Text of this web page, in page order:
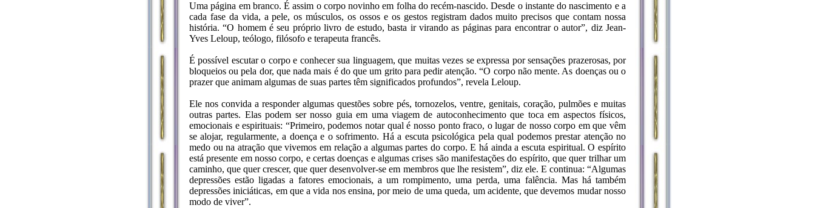
Uma página em branco. É assim o corpo novinho em folha do recém-nascido. Desde o instante do nascimento e a
cada fase da vida, a pele, os músculos, os ossos e os gestos registram dados muito precisos que contam nossa
história. “O homem é seu próprio livro de estudo, basta ir virando as páginas para encontrar o autor”, diz Jean-
Yves Leloup, teólogo, filósofo e terapeuta francês.
É possível escutar o corpo e conhecer sua linguagem, que muitas vezes se expressa por sensações prazerosas, por
bloqueios ou pela dor, que nada mais é do que um grito para pedir atenção. “O corpo não mente. As doenças ou o
prazer que animam algumas de suas partes têm significados profundos”, revela Leloup.
Ele nos convida a responder algumas questões sobre pés, tornozelos, ventre, genitais, coração, pulmões e muitas
outras partes. Elas podem ser nosso guia em uma viagem de autoconhecimento que toca em aspectos físicos,
emocionais e espirituais: “Primeiro, podemos notar qual é nosso ponto fraco, o lugar de nosso corpo em que vêm
se alojar, regularmente, a doença e o sofrimento. Há a escuta psicológica pela qual podemos prestar atenção no
medo ou na atração que vivemos em relação a algumas partes do corpo. E há ainda a escuta espiritual. O espírito
está presente em nosso corpo, e certas doenças e algumas crises são manifestações do espírito, que quer trilhar um
caminho, que quer crescer, que quer desenvolver-se em membros que lhe resistem”, diz ele. E continua: “Algumas
depressões estão ligadas a fatores emocionais, a um rompimento, uma perda, uma falência. Mas há também
depressões iniciáticas, em que a vida nos ensina, por meio de uma queda, um acidente, que devemos mudar nosso
modo de viver”.